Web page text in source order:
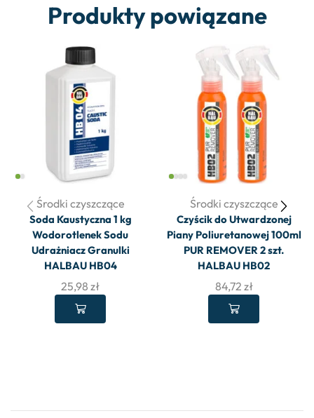
Produkty powiązane
Środki czyszczące
Soda Kaustyczna 1 kg
Wodorotlenek Sodu
Udrażniacz Granulki
HALBAU HB04
25,98 zł
Środki czyszczące
Czyścik do Utwardzonej
Piany Poliuretanowej 100ml
PUR REMOVER 2 szt.
HALBAU HB02
84,72 zł